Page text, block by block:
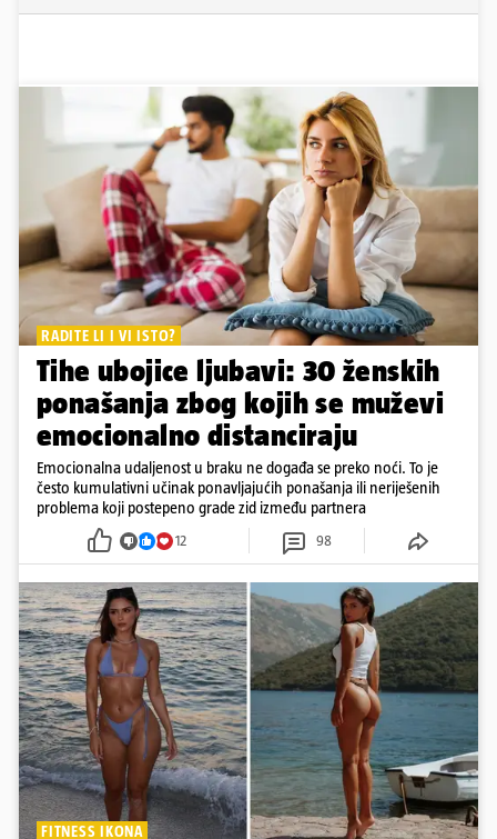
RADITE LI I VI ISTO?
Tihe ubojice ljubavi: 30 ženskih
ponašanja zbog kojih se muževi
emocionalno distanciraju
Emocionalna udaljenost u braku ne događa se preko noći. To je
često kumulativni učinak ponavljajućih ponašanja ili neriješenih
problema koji postepeno grade zid između partnera
12 98
FITNESS IKONA